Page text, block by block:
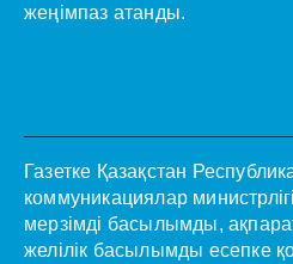
жеңімпаз атанды.
Газетке Қазақстан
коммуникациялар
мерзімді басылымды,
желілік басылымды есепке